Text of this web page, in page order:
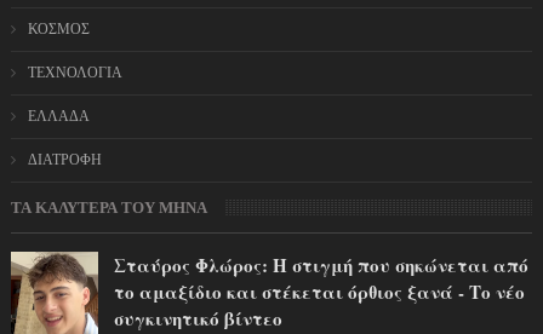
ΚΟΣΜΟΣ
ΤΕΧΝΟΛΟΓΙΑ
ΕΛΛΑΔΑ
ΔΙΑΤΡΟΦΗ
ΤΑ ΚΑΛΥΤΕΡΑ ΤΟΥ ΜΗΝΑ
Σταύρος Φλώρος: Η στιγμή που σηκώνεται από
το αμαξίδιο και στέκεται όρθιος ξανά - Το νέο
συγκινητικό βίντεο